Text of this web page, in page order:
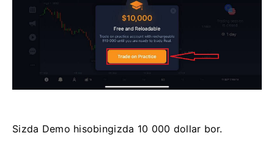
Sizda Demo hisobingizda 10 000 dollar bor.